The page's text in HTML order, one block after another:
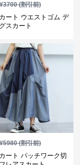
¥3700(割引前)
ート ウエストゴム デ
スカート
¥5980(割引前)
ート パッチワーク切